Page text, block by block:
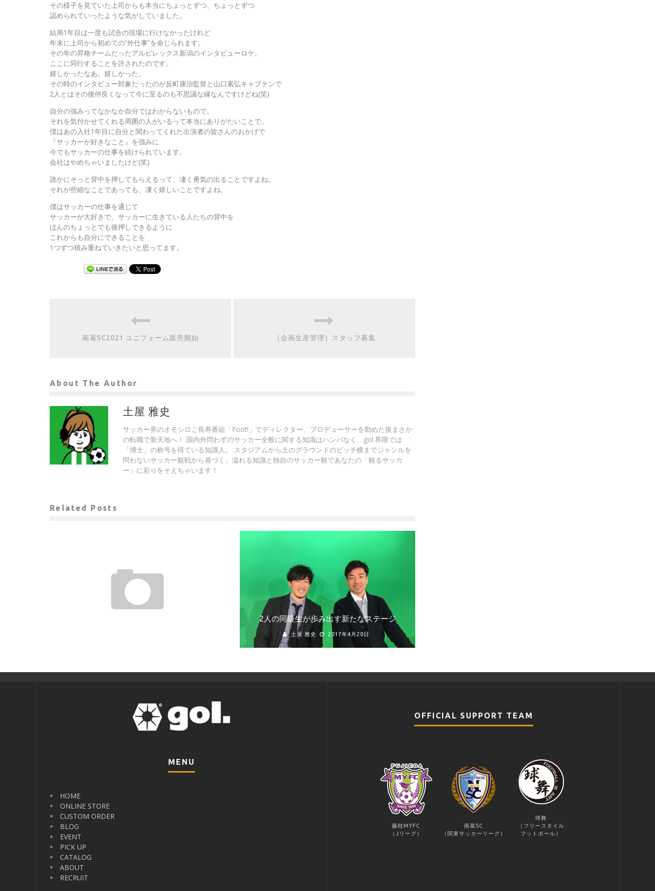
その様子を見ていた上司からも本当にちょっとずつ、ちょっとずつ
認められていったような気がしていました。
結局1年目は一度も試合の現場に行けなかったけれど
年末に上司から初めての”外仕事”を命じられます。
その年の昇格チームだったアルビレックス新潟のインタビューロケ。
ここに同行することを許されたのです。
嬉しかったなあ。嬉しかった。
その時のインタビュー対象だったのが反町康治監督と山口素弘キャプテンで
2人とはその後仲良くなって今に至るのも不思議な縁なんですけどね(笑)
自分の強みってなかなか自分ではわからないもので。
それを気付かせてくれる周囲の人がいるって本当にありがたいことで。
僕はあの入社1年目に自分と関わってくれた出演者の皆さんのおかげで
『サッカーが好きなこと』を強みに
今でもサッカーの仕事を続けられています。
会社はやめちゃいましたけど(笑)
誰かにそっと背中を押してもらえるって、凄く勇気の出ることですよね。
それが些細なことであっても、凄く嬉しいことですよね。
僕はサッカーの仕事を通じて
サッカーが大好きで、サッカーに生きている人たちの背中を
ほんのちょっとでも後押しできるように
これからも自分にできることを
1つずつ積み重ねていきたいと思ってます。
南葛SC2021 ユニフォーム販売開始 ［企画生産管理］スタッフ募集
About The Author
土屋 雅史
サッカー界のオモシロご長寿番組「Foot!」でディレクター、プロデューサーを勤めた後まさか
の転職で新天地へ！ 国内外問わずのサッカー全般に関する知識はハンパなく、gol.界隈では
「博士」の称号を得ている知識人。 スタジアムから土のグラウンドのピッチ横までジャンルを
問わないサッカー観戦から基づく、溢れる知識と独自のサッカー観であなたの「観るサッカ
ー」に彩りをそえちゃいます！
Related Posts
2人の同級生が歩み出す新たなステージ
土屋 雅史 2017年4月20日
MENU
HOME
ONLINE STORE
CUSTOM ORDER
BLOG
EVENT
PICK UP
CATALOG
ABOUT
RECRUIT
OFFICIAL SUPPORT TEAM
藤枝MYFC
（Jリーグ）
南葛SC
（関東サッカーリーグ）
球舞
（フリースタイル
フットボール）